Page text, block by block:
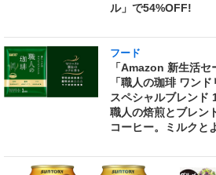
ル」で54%OFF!
フード
「Amazon 新生活
「職人の珈琲 ワン
スペシャルブレンド
職人の焙煎とブレン
コーヒー。ミルクと